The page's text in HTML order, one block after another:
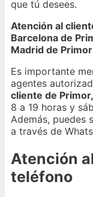
que tú desees.
Atención al
Barcelona de
Madrid de Primor
Es importante
agentes
cliente de Primor,
8 a 19 horas y
Además, puedes
a través de
Atención
teléfono